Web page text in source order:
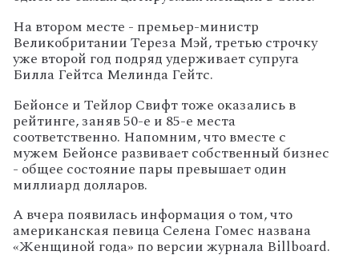
На втором месте - премьер-министр
Великобритании Тереза Мэй, третью строчку
уже второй год подряд удерживает супруга
Билла Гейтса Мелинда Гейтс.
Бейонсе и Тейлор Свифт тоже оказались в
рейтинге, заняв 50-е и 85-е места
соответственно. Напомним, что вместе с
мужем Бейонсе развивает собственный бизнес
- общее состояние пары превышает один
миллиард долларов.
А вчера появилась информация о том, что
американская певица Селена Гомес названа
«Женщиной года» по версии журнала Billboard.